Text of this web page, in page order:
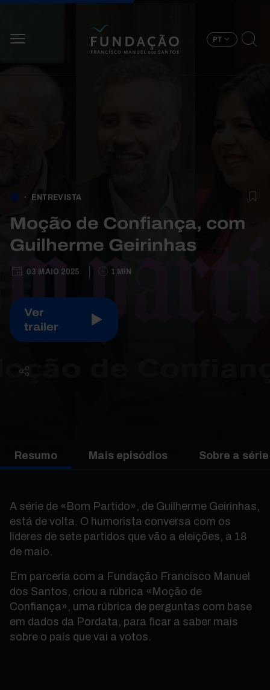
PT
ENTREVISTA
Moção de Confiança, com
Guilherme Geirinhas
03 MAIO 2025 1 MIN
Ver
trailer
Resumo Mais episódios Sobre a série
A série de «Bom Partido», de Guilherme Geirinhas,
está de volta. O humorista conversa com os
líderes de sete partidos que vão a eleições, a 18
de maio.
Em parceria com a Fundação Francisco Manuel
dos Santos, criou a rúbrica «Moção de
Confiança», uma rúbrica de perguntas com base
em dados da Pordata, para ficar a saber mais
sobre o país que vai a votos.